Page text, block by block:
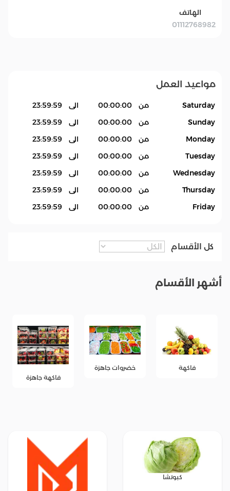
الهاتف
01112768982
مواعيد العمل
Saturday من 00:00:00 الى
23:59:59
Sunday
من 00:00:00 الى
23:59:59
Monday
من 00:00:00 الى
23:59:59
Tuesday
من 00:00:00 الى
23:59:59
Wednesday
من 00:00:00 الى
23:59:59
Thursday
من 00:00:00 الى
23:59:59
Friday
من 00:00:00 الى 23:59:59
كل الأقسام
أشهر الأقسام
فاكهة
خضروات جاهزة
فاكهة جاهزة
كبوتشا